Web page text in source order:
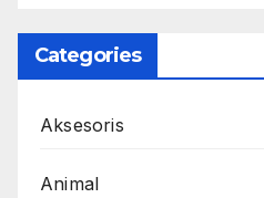
Categories
Aksesoris
Animal